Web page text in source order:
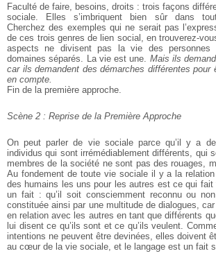
Faculté de faire, besoins, droits : trois façons
sociale. Elles s’imbriquent bien sûr dans
Cherchez des exemples qui ne serait pas
de ces trois genres de lien social, en trouverez-
aspects ne divisent pas la vie des
domaines séparés. La vie est une. Mais ils
car ils demandent des démarches différentes pour
en compte.
Fin de la première approche.
Scène 2 : Reprise de la Première Approche
On peut parler de vie sociale parce qu’il y a
individus qui sont irrémédiablement différents, qui
membres de la société ne sont pas des rouages,
Au fondement de toute vie sociale il y a la relation
des humains les uns pour les autres est ce qui fait
un fait : qu’il soit consciemment reconnu ou
constituée ainsi par une multitude de dialogues,
en relation avec les autres en tant que différents
lui disent ce qu’ils sont et ce qu’ils veulent.
intentions ne peuvent être devinées, elles doivent
au cœur de la vie sociale, et le langage est un fait